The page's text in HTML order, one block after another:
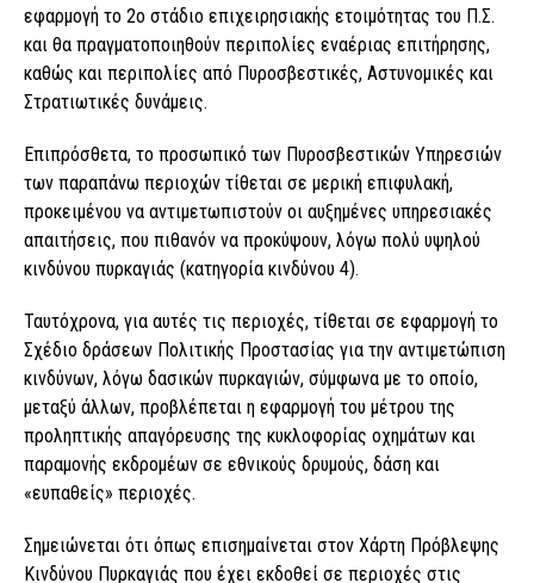
εφαρμογή το 2ο στάδιο επιχειρησιακής ετοιμότητας του Π.Σ.
και θα πραγματοποιηθούν περιπολίες εναέριας επιτήρησης,
καθώς και περιπολίες από Πυροσβεστικές, Αστυνομικές και
Στρατιωτικές δυνάμεις.
Επιπρόσθετα, το προσωπικό των Πυροσβεστικών Υπηρεσιών
των παραπάνω περιοχών τίθεται σε μερική επιφυλακή,
προκειμένου να αντιμετωπιστούν οι αυξημένες υπηρεσιακές
απαιτήσεις, που πιθανόν να προκύψουν, λόγω πολύ υψηλού
κινδύνου πυρκαγιάς (κατηγορία κινδύνου 4).
Ταυτόχρονα, για αυτές τις περιοχές, τίθεται σε εφαρμογή το
Σχέδιο δράσεων Πολιτικής Προστασίας για την αντιμετώπιση
κινδύνων, λόγω δασικών πυρκαγιών, σύμφωνα με το οποίο,
μεταξύ άλλων, προβλέπεται η εφαρμογή του μέτρου της
προληπτικής απαγόρευσης της κυκλοφορίας οχημάτων και
παραμονής εκδρομέων σε εθνικούς δρυμούς, δάση και
«ευπαθείς» περιοχές.
Σημειώνεται ότι όπως επισημαίνεται στον Χάρτη Πρόβλεψης
Κινδύνου Πυρκαγιάς που έχει εκδοθεί σε περιοχές στις